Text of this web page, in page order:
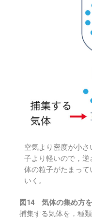
空気より密度が小
子より軽いので，
体の粒子がたまっ
いく。
図14 気体の集め方
捕集する気体を，種